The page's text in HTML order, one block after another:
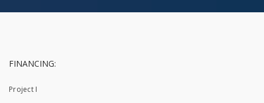
FINANCING:
Project I